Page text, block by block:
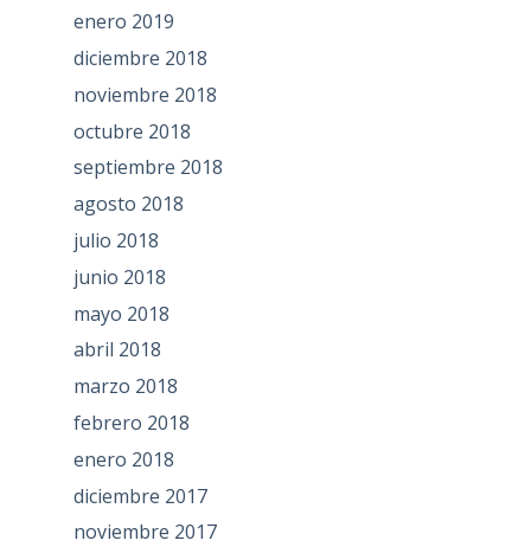
enero 2019
diciembre 2018
noviembre 2018
octubre 2018
septiembre 2018
agosto 2018
julio 2018
junio 2018
mayo 2018
abril 2018
marzo 2018
febrero 2018
enero 2018
diciembre 2017
noviembre 2017